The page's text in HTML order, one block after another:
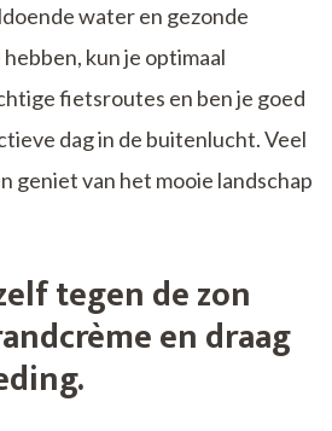
water en gezonde
kun je optimaal
fietsroutes en ben je goed
dag in de buitenlucht. Veel
geniet van het mooie landschap
tegen de zon
en draag